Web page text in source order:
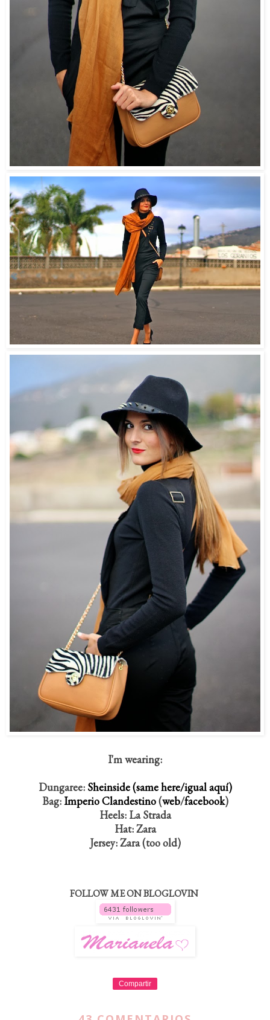
I'm wearing:
Dungaree: Sheinside (same here/igual aquí)
Bag: Imperio Clandestino(web/facebook)
Heels: La Strada
Hat: Zara
Jersey: Zara (too old)
FOLLOW ME ON BLOGLOVIN
Compartir